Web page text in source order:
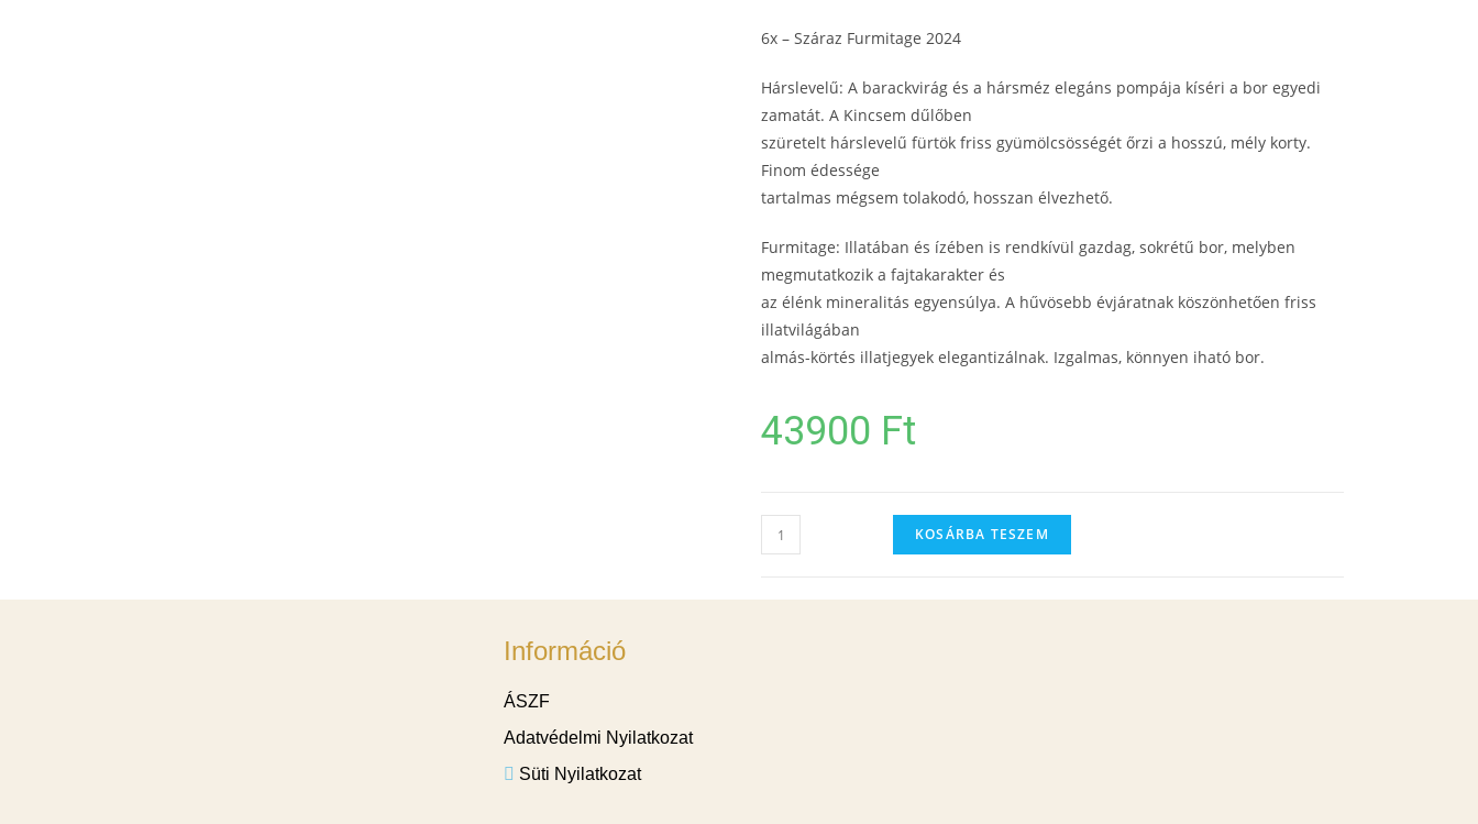
6x – Száraz Furmitage 2024
Hárslevelű: A barackvirág és a hársméz elegáns pompája kíséri a bor egyedi
zamatát. A Kincsem dűlőben
szüretelt hárslevelű fürtök friss gyümölcsösségét őrzi a hosszú, mély korty.
Finom édessége
tartalmas mégsem tolakodó, hosszan élvezhető.
Furmitage: Illatában és ízében is rendkívül gazdag, sokrétű bor, melyben
megmutatkozik a fajtakarakter és
az élénk mineralitás egyensúlya. A hűvösebb évjáratnak köszönhetően friss
illatvilágában
almás-körtés illatjegyek elegantizálnak. Izgalmas, könnyen iható bor.
43900 Ft
KOSÁRBA TESZEM
Információ
ÁSZF
Adatvédelmi Nyilatkozat
Süti Nyilatkozat